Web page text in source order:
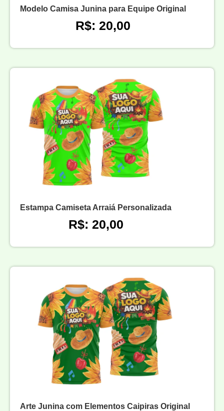
Modelo Camisa Junina para Equipe Original
R$: 20,00
Estampa Camiseta Arraiá Personalizada
R$: 20,00
Arte Junina com Elementos Caipiras Original